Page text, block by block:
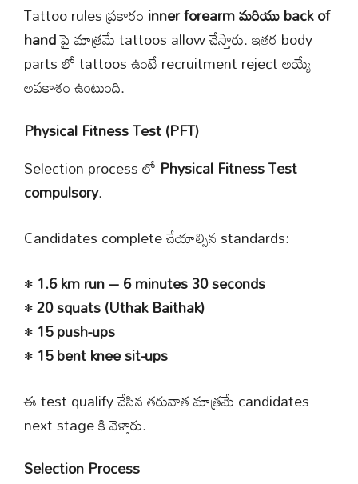
Tattoo rules ప్రకారంinner forearm మరియు back of
handపై మాత్రమే tattoos allow చేస్తారు. ఇతర body
parts లో tattoos ఉంటే recruitment reject అయ్యే
అవకాశం ఉంటుంది.
Physical Fitness Test (PFT)
Selection process లో Physical Fitness Test
compulsory.
Candidates complete చేయాల్సిన standards:
•1.6 km run – 6 minutes 30 seconds
•20 squats (Uthak Baithak)
•15 push-ups
•15 bent knee sit-ups
ఈ test qualify చేసిన తరువాత మాత్రమే candidates
next stage కి వెళ్తారు.
Selection Process